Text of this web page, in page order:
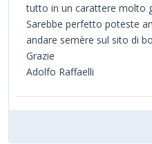
tutto in un carattere molto
Sarebbe perfetto poteste
andare semère sul sito di
Grazie
Adolfo Raffaelli